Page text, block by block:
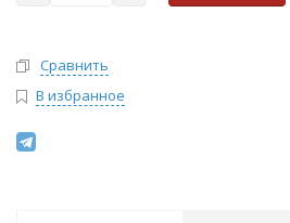
Сравнить
В избранное